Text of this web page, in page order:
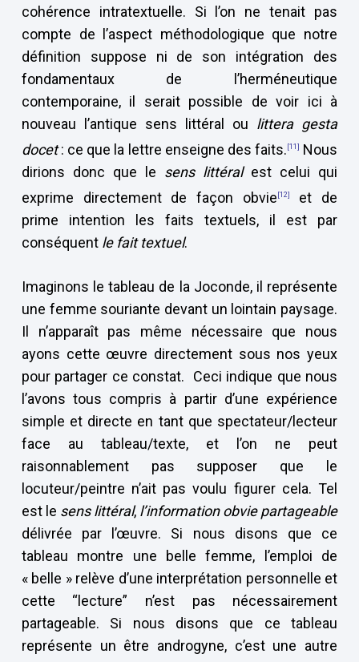
cohérence intratextuelle. Si l’on ne tenait pas
compte de l’aspect méthodologique que notre
définition suppose ni de son intégration des
fondamentaux de l’herméneutique
contemporaine, il serait possible de voir ici à
nouveau l’antique sens littéral ou littera gesta
docet: ce que la lettre enseigne des faits. [11]
Nous
dirions donc que le sens littéralest celui qui
exprime directement de façon obvie [12]
et de
prime intention les faits textuels, il est par
conséquent le fait textuel.
Imaginons le tableau de la Joconde, il représente
une femme souriante devant un lointain paysage.
Il n’apparaît pas même nécessaire que nous
ayons cette œuvre directement sous nos yeux
pour partager ce constat. Ceci indique que nous
l’avons tous compris à partir d’une expérience
simple et directe en tant que spectateur/lecteur
face au tableau/texte, et l’on ne peut
raisonnablement pas supposer que le
locuteur/peintre n’ait pas voulu figurer cela. Tel
est le sens littéral, l’information obvie partageable
délivrée par l’œuvre. Si nous disons que ce
tableau montre une belle femme, l’emploi de
« belle » relève d’une interprétation personnelle et
cette “lecture” n’est pas nécessairement
partageable. Si nous disons que ce tableau
représente un être androgyne, c’est une autre